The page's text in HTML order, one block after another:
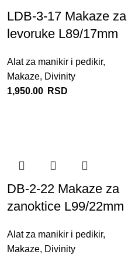
LDB-3-17 Makaze za
levoruke L89/17mm
Alat za manikir i pedikir,
Makaze, Divinity
1,950.00 RSD
DB-2-22 Makaze za
zanoktice L99/22mm
Alat za manikir i pedikir,
Makaze, Divinity